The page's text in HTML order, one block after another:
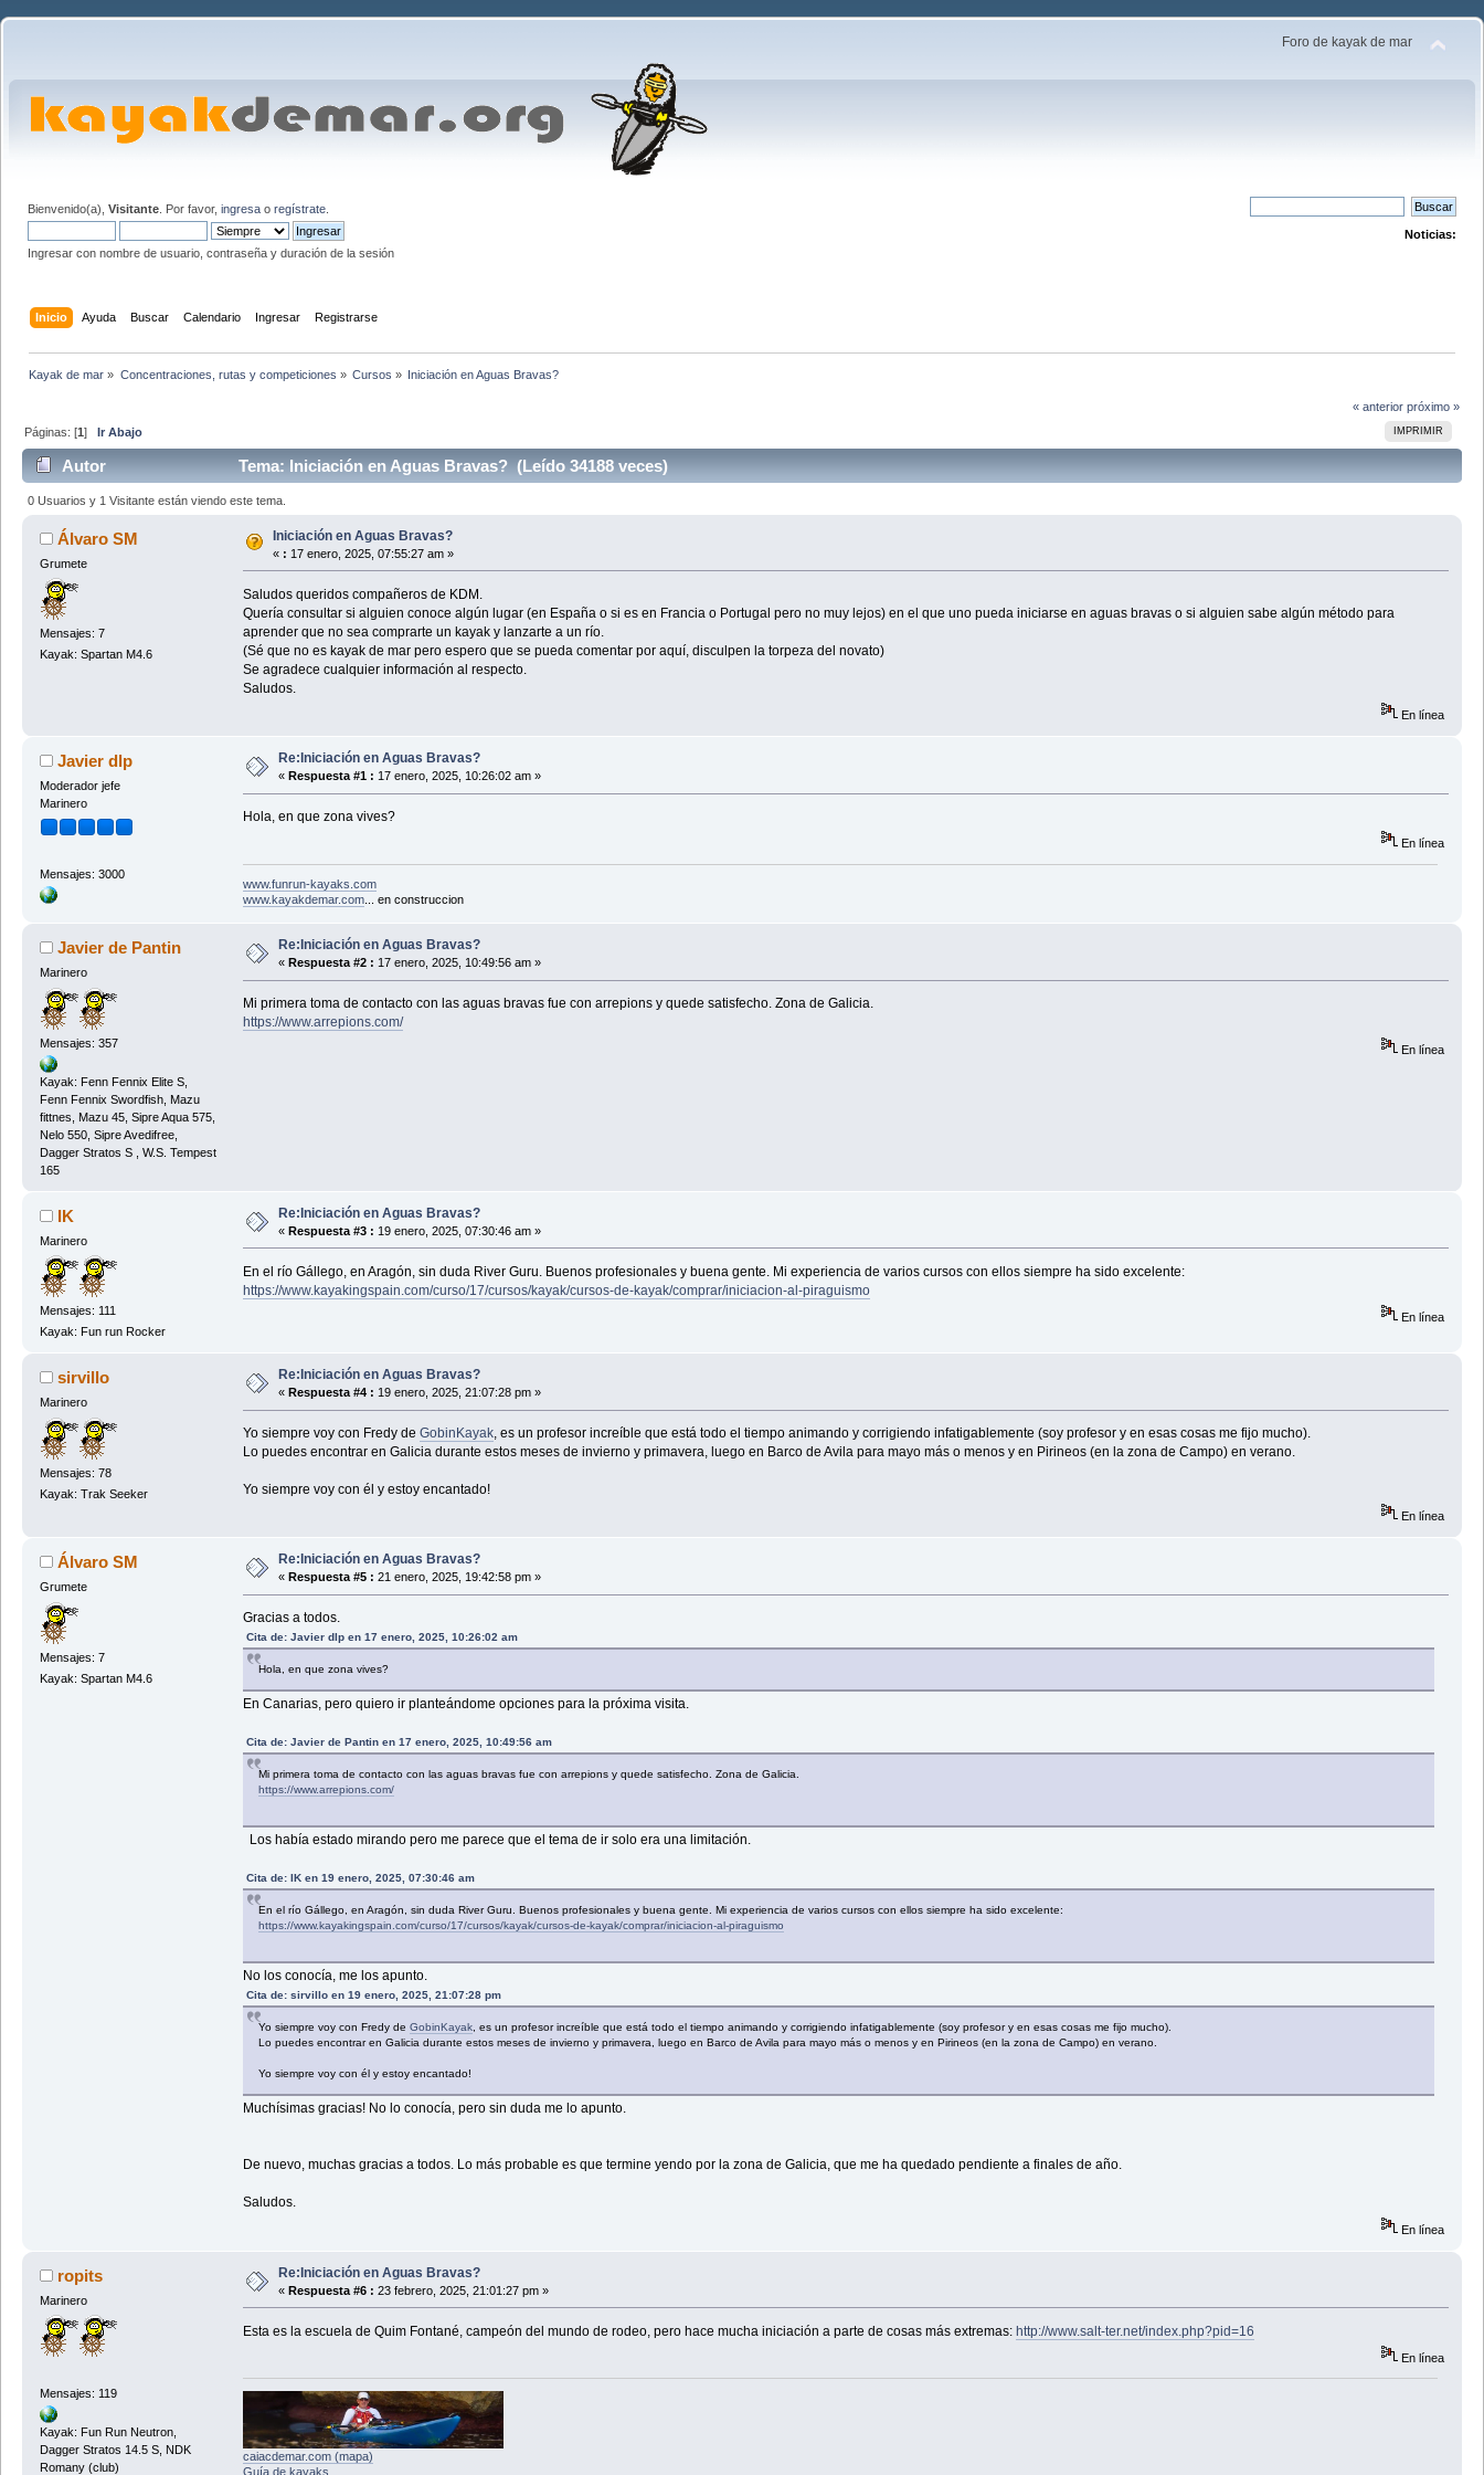
Foro de kayak de mar
Bienvenido(a), Visitante . Por favor, ingresa o regístrate
Ingresar con nombre de usuario, contraseña y duración de la sesión
Noticias:
Inicio Ayuda Buscar Calendario Ingresar Registrarse
Kayak de mar » Concentraciones, rutas y competiciones » Cursos » Iniciación en Aguas Bravas?
« anterior próximo »
IMPRIMIR
Páginas: [1]Ir Abajo
Autor Tema: Iniciación en Aguas Bravas? (Leído 34188 veces)
0 Usuarios y 1 Visitante están viendo este tema.
Álvaro SM
Grumete
Mensajes: 7
Kayak: Spartan M4.6
Iniciación en Aguas Bravas?
« : 17 enero, 2025, 07:55:27 am »
Saludos queridos compañeros de KDM.
Quería consultar si alguien conoce algún lugar (en España o si es en Francia o Portugal pero no muy lejos) en el que uno pueda iniciarse en aguas bravas o si alguien sabe algún método para
aprender que no sea comprarte un kayak y lanzarte a un río.
(Sé que no es kayak de mar pero espero que se pueda comentar por aquí, disculpen la torpeza del novato)
Se agradece cualquier información al respecto.
Saludos.
En línea
Javier dlp
Moderador jefe
Marinero
Mensajes: 3000
Re:Iniciación en Aguas Bravas?
« Respuesta #1 : 17 enero, 2025, 10:26:02 am »
Hola, en que zona vives?
En línea
www.funrun-kayaks.com
www.kayakdemar.com... en construccion
Javier de Pantin
Marinero
Mensajes: 357
Kayak: Fenn Fennix Elite S,
Fenn Fennix Swordfish, Mazu
fittnes, Mazu 45, Sipre Aqua 575,
Nelo 550, Sipre Avedifree,
Dagger Stratos S , W.S. Tempest
165
Re:Iniciación en Aguas Bravas?
« Respuesta #2 : 17 enero, 2025, 10:49:56 am »
Mi primera toma de contacto con las aguas bravas fue con arrepions y quede satisfecho. Zona de Galicia.
https://www.arrepions.com/
En línea
IK
Marinero
Mensajes: 111
Kayak: Fun run Rocker
Re:Iniciación en Aguas Bravas?
« Respuesta #3 : 19 enero, 2025, 07:30:46 am »
En el río Gállego, en Aragón, sin duda River Guru. Buenos profesionales y buena gente. Mi experiencia de varios cursos con ellos siempre ha sido excelente:
https://www.kayakingspain.com/curso/17/cursos/kayak/cursos-de-kayak/comprar/iniciacion-al-piraguismo
En línea
sirvillo
Marinero
Mensajes: 78
Kayak: Trak Seeker
Re:Iniciación en Aguas Bravas?
« Respuesta #4 : 19 enero, 2025, 21:07:28 pm »
Yo siempre voy con Fredy de GobinKayak, es un profesor increíble que está todo el tiempo animando y corrigiendo infatigablemente (soy profesor y en esas cosas me fijo mucho).
Lo puedes encontrar en Galicia durante estos meses de invierno y primavera, luego en Barco de Avila para mayo más o menos y en Pirineos (en la zona de Campo) en verano.
Yo siempre voy con él y estoy encantado!
En línea
Álvaro SM
Grumete
Mensajes: 7
Kayak: Spartan M4.6
Re:Iniciación en Aguas Bravas?
« Respuesta #5 : 21 enero, 2025, 19:42:58 pm »
Gracias a todos.
Cita de: Javier dlp en 17 enero, 2025, 10:26:02 am
Hola, en que zona vives?
En Canarias, pero quiero ir planteándome opciones para la próxima visita.
Cita de: Javier de Pantin en 17 enero, 2025, 10:49:56 am
Mi primera toma de contacto con las aguas bravas fue con arrepions y quede satisfecho. Zona de Galicia.
https://www.arrepions.com/
Los había estado mirando pero me parece que el tema de ir solo era una limitación.
Cita de: IK en 19 enero, 2025, 07:30:46 am
En el río Gállego, en Aragón, sin duda River Guru. Buenos profesionales y buena gente. Mi experiencia de varios cursos con ellos siempre ha sido excelente:
https://www.kayakingspain.com/curso/17/cursos/kayak/cursos-de-kayak/comprar/iniciacion-al-piraguismo
No los conocía, me los apunto.
Cita de: sirvillo en 19 enero, 2025, 21:07:28 pm
Yo siempre voy con Fredy de GobinKayak, es un profesor increíble que está todo el tiempo animando y corrigiendo infatigablemente (soy profesor y en esas cosas me fijo mucho).
Lo puedes encontrar en Galicia durante estos meses de invierno y primavera, luego en Barco de Avila para mayo más o menos y en Pirineos (en la zona de Campo) en verano.
Yo siempre voy con él y estoy encantado!
Muchísimas gracias! No lo conocía, pero sin duda me lo apunto.
De nuevo, muchas gracias a todos. Lo más probable es que termine yendo por la zona de Galicia, que me ha quedado pendiente a finales de año.
Saludos.
En línea
ropits
Marinero
Mensajes: 119
Kayak: Fun Run Neutron,
Dagger Stratos 14.5 S, NDK
Romany (club)
Re:Iniciación en Aguas Bravas?
« Respuesta #6 : 23 febrero, 2025, 21:01:27 pm »
Esta es la escuela de Quim Fontané, campeón del mundo de rodeo, pero hace mucha iniciación a parte de cosas más extremas: http://www.salt-ter.net/index.php?pid=16
En línea
caiacdemar.com (mapa)
Guía de kayaks